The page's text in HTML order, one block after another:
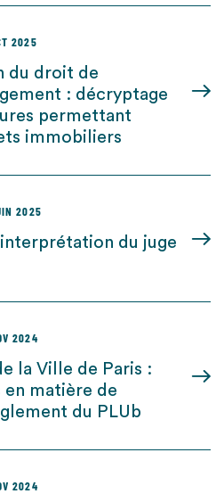
2025
du droit de
: décryptage
permettant
immobiliers
2025
du juge
2024
la Ville de Paris :
en matière de
du PLUb
2024